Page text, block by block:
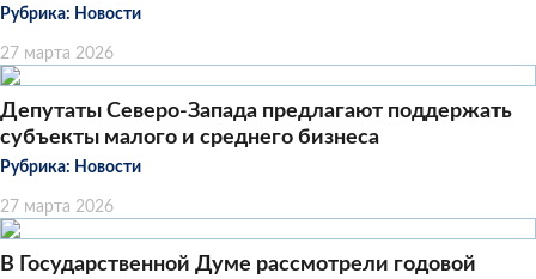
Рубрика: Новости
27 марта 2026
Депутаты Северо-Запада предлагают поддержать
субъекты малого и среднего бизнеса
Рубрика: Новости
27 марта 2026
В Государственной Думе рассмотрели годовой